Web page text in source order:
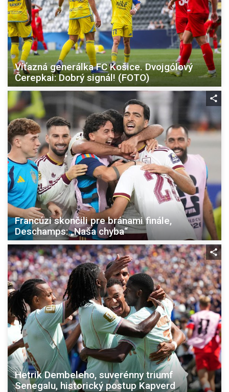
Víťazná generálka FC Košice. Dvojgólový
Čerepkai: Dobrý signál! (FOTO)
Francúzi skončili pre bránami finále,
Deschamps: „Naša chyba“
Hetrik Dembeleho, suverénny triumf
Senegalu, historický postup Kapverd